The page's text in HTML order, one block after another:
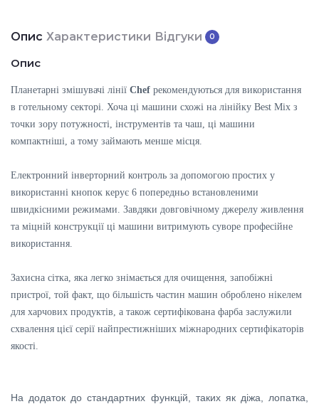
Опис Характеристики Відгуки 0
Опис
Планетарні змішувачі лінії Chef рекомендуються для використання
в готельному секторі. Хоча ці машини схожі на лінійку Best Mix з
точки зору потужності, інструментів та чаш, ці машини
компактніші, а тому займають менше місця.
Електронний інверторний контроль за допомогою простих у
використанні кнопок керує 6 попередньо встановленими
швидкісними режимами. Завдяки довговічному джерелу живлення
та міцній конструкції ці машини витримують суворе професійне
використання.
Захисна сітка, яка легко знімається для очищення, запобіжні
пристрої, той факт, що більшість частин машин оброблено нікелем
для харчових продуктів, а також сертифікована фарба заслужили
схвалення цієї серії найпрестижніших міжнародних сертифікаторів
якості.
На додаток до стандартних функцій, таких як діжа, лопатка,